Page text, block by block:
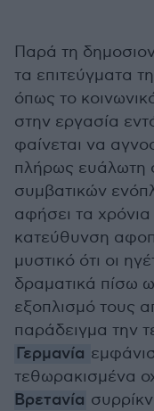
Παρά τη
τα επιτεύγματα
όπως το
στην εργασία
φαίνεται να
πλήρως ευάλωτη
συμβατικών
αφήσει τα
κατεύθυνση
μυστικό ότι οι
δραματικά πίσω
εξοπλισμό τους
παράδειγμα την
Γερμανία
τεθωρακισμένα
Βρετανία